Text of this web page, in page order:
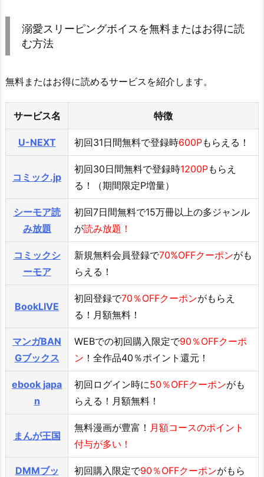
溺愛スリーピングボイスを無料またはお得に読
む方法
無料またはお得に読めるサービスを紹介します。
サービス名 特徴
U-NEXT 初回31日間無料で登録時600Pもらえる！
コミック.jp
初回30日間無料で登録時1200Pもらえ
る！（期間限定P増量）
シーモア読
み放題
初回7日間無料で15万冊以上の多ジャンル
が読み放題！
コミックシ
ーモア
新規無料会員登録で70%OFFクーポンがも
らえる！
BookLIVE
初回登録で70％OFFクーポンがもらえ
る！月額無料！
マンガBAN
Gブックス
WEBでの初回購入限定で90％OFFクーポ
ン ！全作品40％ポイント還元！
ebook japa
n
初回ログイン時に50％OFFクーポンがも
らえる！月額無料！
まんが王国
無料漫画が豊富！ 月額コースのポイント
付与が多い！
DMMブッ 初回購入限定で90％OFFクーポンがもら